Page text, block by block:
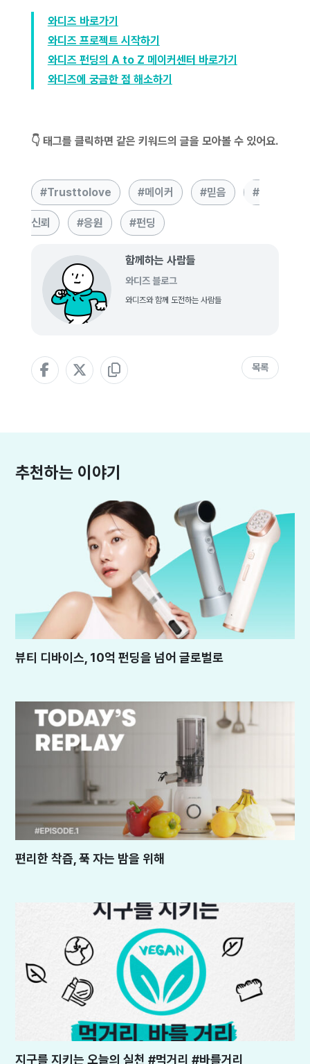
와디즈 바로가기
와디즈 프로젝트 시작하기
와디즈 펀딩의 A to Z 메이커센터 바로가기
와디즈에 궁금한 점 해소하기
👇 태그를 클릭하면 같은 키워드의 글을 모아볼 수 있어요.
Trusttolove 메이커 믿음
신뢰 응원 펀딩
함께하는 사람들
와디즈 블로그
와디즈와 함께 도전하는 사람들
목록
추천하는 이야기
뷰티 디바이스, 10억 펀딩을 넘어 글로벌로
편리한 착즙, 푹 자는 밤을 위해
지구를 지키는 오늘의 실천 #먹거리 #바를거리